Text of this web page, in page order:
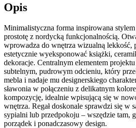
Opis
Minimalistyczna forma inspirowana stylem
prostotę z nordycką funkcjonalnością.
wprowadza do wnętrza wizualną lekkość,
estetycznie wyeksponować książki,
dekoracje. Centralnym elementem
subtelnym, pudrowym odcieniu, który
mebla i nadaje mu designerskiego
sławonia w połączeniu z delikatnym
kompozycję, idealnie wpisującą się w
wnętrza. Regał doskonale sprawdzi się w
sypialni lub przedpokoju – wszędzie tam,
porządek i ponadczasowy design.